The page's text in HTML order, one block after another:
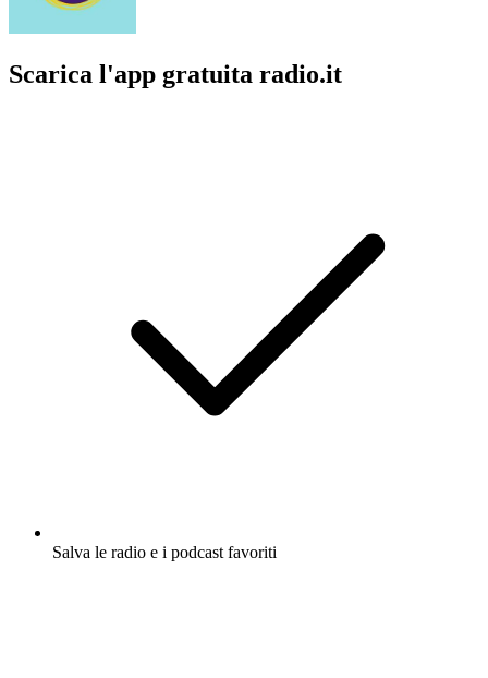
Scarica l'app gratuita radio.it
Salva le radio e i podcast favoriti